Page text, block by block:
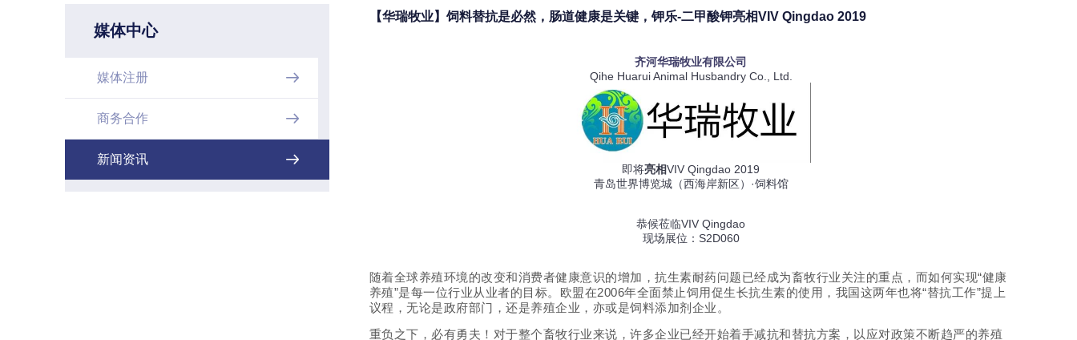
媒体中心
媒体注册 
商务合作 
新闻资讯 
【华瑞牧业】饲料替抗是必然，肠道健康是关键，钾乐-二甲酸钾亮相VIV Qingdao 2019
齐河华瑞牧业有限公司
Qihe Huarui Animal Husbandry Co., Ltd.
即将亮相VIV Qingdao 2019
青岛世界博览城（西海岸新区）·饲料馆
恭候莅临VIV Qingdao
现场展位：S2D060
随着全球养殖环境的改变和消费者健康意识的增加，抗生素耐药问题已经成为畜牧行业关注的重点，而如何实现“健康
养殖”是每一位行业从业者的目标。欧盟在2006年全面禁止饲用促生长抗生素的使用，我国这两年也将“替抗工作”提上
议程，无论是政府部门，还是养殖企业，亦或是饲料添加剂企业。
重负之下，必有勇夫！对于整个畜牧行业来说，许多企业已经开始着手减抗和替抗方案，以应对政策不断趋严的养殖